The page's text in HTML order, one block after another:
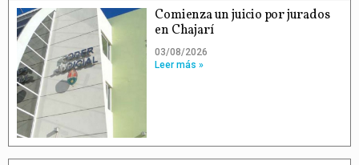
Comienza un juicio por jurados
en Chajarí
03/08/2026
Leer más »